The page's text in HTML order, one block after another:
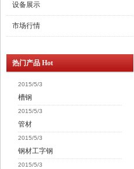
设备展示
市场行情
热门产品 Hot
2015/5/3
槽钢
2015/5/3
管材
2015/5/3
钢材工字钢
2015/5/3